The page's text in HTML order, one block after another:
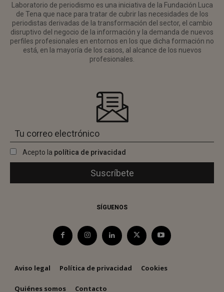
Laboratorio de periodismo es una iniciativa de la Fundación Luca
de Tena que nace para tratar de cubrir las necesidades de los
periodistas derivadas de la transformación del sector, el cambio
disruptivo del negocio de la información y la demanda de nuevos
perfiles profesionales en entornos en los que dicha formación no
está, en la mayoría de los casos, al alcance de los nuevos
profesionales.
Acepto la política de privacidad
SÍGUENOS
Aviso legal Política de privacidad Cookies
Quiénes somos Contacto